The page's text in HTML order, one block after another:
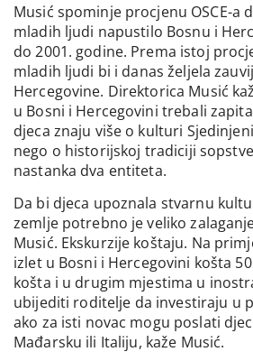
Musić spominje procjenu OSCE-a
mladih ljudi napustilo Bosnu i
do 2001. godine. Prema istoj
mladih ljudi bi i danas željela
Hercegovine. Direktorica Musić
u Bosni i Hercegovini trebali
djeca znaju više o kulturi
nego o historijskoj tradiciji
nastanka dva entiteta.
Da bi djeca upoznala stvarnu
zemlje potrebno je veliko
Musić. Ekskurzije koštaju. Na
izlet u Bosni i Hercegovini košta
košta i u drugim mjestima u
ubijediti roditelje da investiraju u
ako za isti novac mogu poslati
Mađarsku ili Italiju, kaže Musić.